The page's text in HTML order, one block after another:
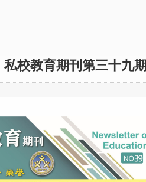
私校教育期刊第三十九期